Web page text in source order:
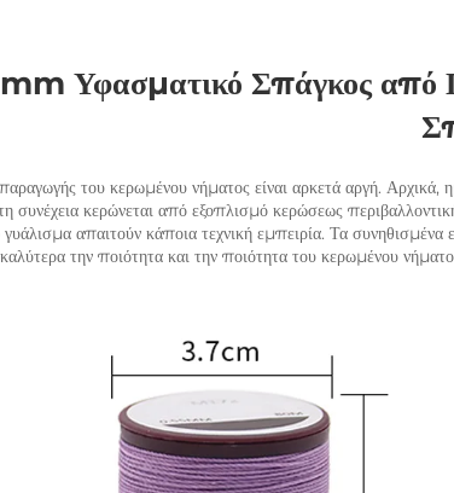
Υφασματικό Σπάγκος από
του κερωμένου νήματος είναι αρκετά αργή.
συνέχεια κερώνεται από εξοπλισμό κερώσεως
απαιτούν κάποια τεχνική εμπειρία. Τα
καλύτερα την ποιότητα και την ποιότητα του κερωμένου